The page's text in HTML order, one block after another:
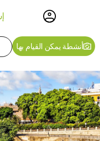
أنشطة يمكن القيام بها